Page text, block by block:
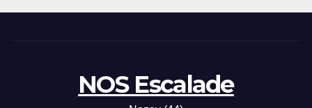
NOS Escalade